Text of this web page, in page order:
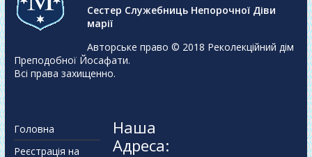
Сестер Служебниць Непорочної Діви
марії
Авторське право © 2018 Реколекційний дім
Преподобної Йосафати.
Всі права захищенно.
Головна
Реєстрація на
Наша
Адреса: